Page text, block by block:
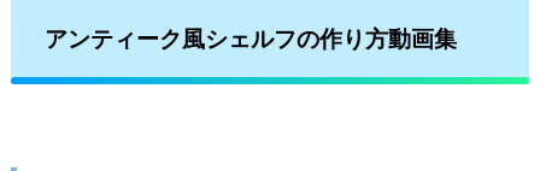
アンティーク風シェルフの作り方動画集